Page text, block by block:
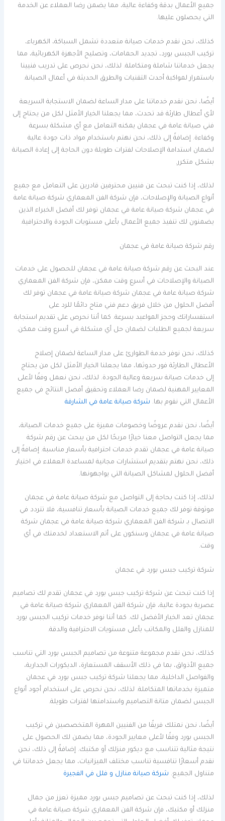
جميع الأعمال بدقة وكفاءة عالية، مما يضمن رضا العملاء عن الخدمة
التي يحصلون عليها.
كذلك، نحن نقدم خدمات صيانة متعددة تشمل السباكة، الكهرباء،
تركيب الجبس بورد، تجديد الحمامات، وتصليح الأجهزة الكهربائية، مما
يجعل خدماتنا شاملة ومتكاملة. لذلك، نحن نحرص على تدريب فنيينا
باستمرار لمواكبة أحدث التقنيات والطرق الحديثة في أعمال الصيانة.
أيضًا، نحن نقدم خدماتنا على مدار الساعة لضمان الاستجابة السريعة
لأي أعطال طارئة قد تحدث، مما يجعلنا الخيار الأمثل لكل من يحتاج إلى
فني صيانة عامة في عجمان يمكنه التعامل مع أي مشكلة بسرعة
وكفاءة. إضافةً إلى ذلك، نحن نهتم باستخدام مواد ذات جودة عالية
لضمان استدامة الإصلاحات لفترات طويلة دون الحاجة إلى إعادة الصيانة
بشكل متكرر.
لذلك، إذا كنت تبحث عن فنيين محترفين قادرين على التعامل مع جميع
أنواع الصيانة والإصلاحات، فإن شركة الفن المعماري شركة صيانة عامة
في عجمان شركة صيانة عامة في عجمان توفر لك أفضل الخبراء الذين
يضمنون لك تنفيذ جميع الأعمال بأعلى مستويات الجودة والاحترافية.
رقم شركة صيانة عامة في عجمان
عند البحث عن رقم شركة صيانة عامة في عجمان للحصول على خدمات
الصيانة والإصلاحات في أسرع وقت ممكن، فإن شركة الفن المعماري
شركة صيانة عامة في عجمان شركة صيانة عامة في عجمان توفر لك
أفضل الحلول من خلال فريق دعم فني متاح دائمًا للرد على
استفساراتك وحجز المواعيد بسرعة. كما أننا نحرص على تقديم استجابة
سريعة لجميع الطلبات لضمان حل أي مشكلة في أسرع وقت ممكن.
كذلك، نحن نوفر خدمة الطوارئ على مدار الساعة لضمان إصلاح
الأعطال الطارئة فور حدوثها، مما يجعلنا الخيار الأمثل لكل من يحتاج
إلى خدمات صيانة سريعة وعالية الجودة. لذلك، نحن نعمل وفقًا لأعلى
المعايير المهنية لضمان رضا العملاء وتحقيق أفضل النتائج في جميع
الأعمال التي نقوم بها. شركة صيانة عامة في الشارقة
أيضًا، نحن نقدم عروضًا وخصومات مميزة على جميع خدمات الصيانة،
مما يجعل التواصل معنا خيارًا مربحًا لكل من يبحث عن رقم شركة
صيانة عامة في عجمان تقدم خدمات احترافية بأسعار مناسبة. إضافةً إلى
ذلك، نحن نهتم بتقديم استشارات مجانية لمساعدة العملاء في اختيار
أفضل الحلول لمشاكل الصيانة التي يواجهونها.
لذلك، إذا كنت بحاجة إلى التواصل مع شركة صيانة عامة في عجمان
موثوقة توفر لك جميع خدمات الصيانة بأسعار تنافسية، فلا تتردد في
الاتصال بـ شركة الفن المعماري شركة صيانة عامة في عجمان شركة
صيانة عامة في عجمان وسنكون على أتم الاستعداد لخدمتك في أي
وقت.
شركة تركيب جبس بورد في عجمان
إذا كنت تبحث عن شركة تركيب جبس بورد في عجمان تقدم لك تصاميم
عصرية بجودة عالية، فإن شركة الفن المعماري شركة صيانة عامة في
عجمان تعد الخيار الأفضل لك. كما أننا نوفر خدمات تركيب الجبس بورد
للمنازل والفلل والمكاتب بأعلى مستويات الاحترافية والدقة.
كذلك، نحن نقدم مجموعة متنوعة من تصاميم الجبس بورد التي تناسب
جميع الأذواق، بما في ذلك الأسقف المستعارة، الديكورات الجدارية،
والفواصل الداخلية، مما يجعلنا شركة تركيب جبس بورد في عجمان
متميزة بخدماتها المتكاملة. لذلك، نحن نحرص على استخدام أجود أنواع
الجبس لضمان متانة التصاميم واستدامتها لفترات طويلة.
أيضًا، نحن نمتلك فريقًا من الفنيين المهرة المتخصصين في تركيب
الجبس بورد وفقًا لأعلى معايير الجودة، مما يضمن لك الحصول على
نتيجة مثالية تتناسب مع ديكور منزلك أو مكتبك. إضافةً إلى ذلك، نحن
نقدم أسعارًا تنافسية تناسب مختلف الميزانيات، مما يجعل خدماتنا في
متناول الجميع. شركة صيانة منازل و فلل في الفجيرة
لذلك، إذا كنت تبحث عن تصاميم جبس بورد مميزة تعزز من جمال
منزلك أو مكتبك، فإن شركة الفن المعماري شركة صيانة عامة في